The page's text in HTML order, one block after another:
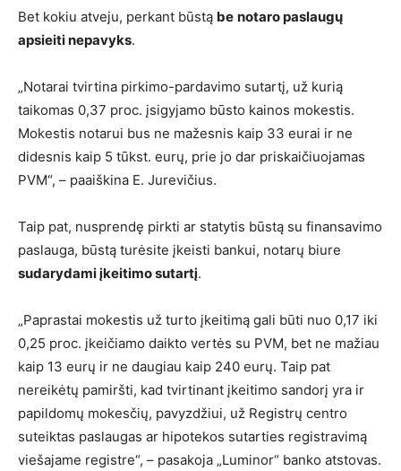
Bet kokiu atveju, perkant būstą be notaro paslaugų
apsieiti nepavyks.
„Notarai tvirtina pirkimo-pardavimo sutartį, už kurią
taikomas 0,37 proc. įsigyjamo būsto kainos mokestis.
Mokestis notarui bus ne mažesnis kaip 33 eurai ir ne
didesnis kaip 5 tūkst. eurų, prie jo dar priskaičiuojamas
PVM“, – paaiškina E. Jurevičius.
Taip pat, nusprendę pirkti ar statytis būstą su finansavimo
paslauga, būstą turėsite įkeisti bankui, notarų biure
sudarydami įkeitimo sutartį.
„Paprastai mokestis už turto įkeitimą gali būti nuo 0,17 iki
0,25 proc. įkeičiamo daikto vertės su PVM, bet ne mažiau
kaip 13 eurų ir ne daugiau kaip 240 eurų. Taip pat
nereikėtų pamiršti, kad tvirtinant įkeitimo sandorį yra ir
papildomų mokesčių, pavyzdžiui, už Registrų centro
suteiktas paslaugas ar hipotekos sutarties registravimą
viešajame registre“, – pasakoja „Luminor“ banko atstovas.